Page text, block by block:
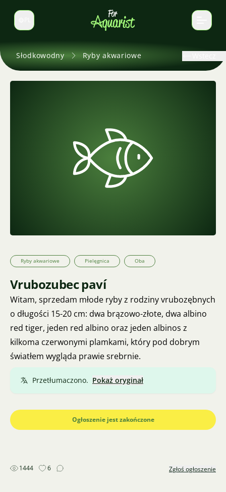
Zmień język
Słodkowodny Ryby akwariowe
Ryby akwariowe Pielęgnica Oba
Vrubozubec paví
Witam, sprzedam młode ryby z rodziny vrubozębnych
o długości 15-20 cm: dwa brązowo-złote, dwa albino
red tiger, jeden red albino oraz jeden albinos z
kilkoma czerwonymi plamkami, który pod dobrym
światłem wygląda prawie srebrnie.
Przetłumaczono. Pokaż oryginał
Ogłoszenie jest zakończone
1444 6 Zgłoś ogłoszenie